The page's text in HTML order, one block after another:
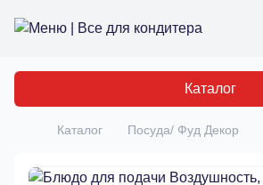
Все для кондитера
Каталог
Главная
Каталог Посуда/ Фуд Декор